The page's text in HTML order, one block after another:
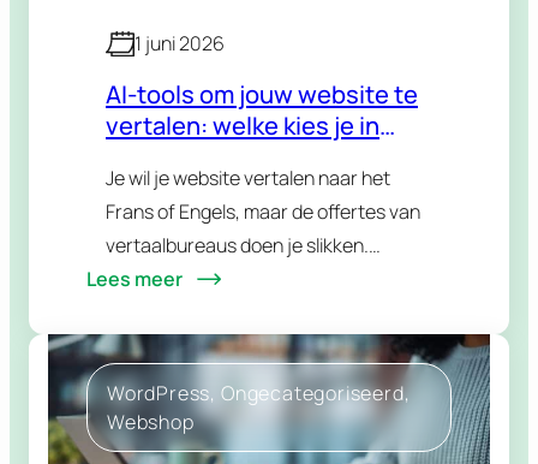
1 juni 2026
AI-tools om jouw website te
vertalen: welke kies je in
Je wil je website vertalen naar het
Frans of Engels, maar de offertes van
vertaalbureaus doen je slikken.
Logisch dat je dan naar AI kijkt: sneller,
zijn…
Lees meer
WordPress, Ongecategoriseerd ,
Webshop